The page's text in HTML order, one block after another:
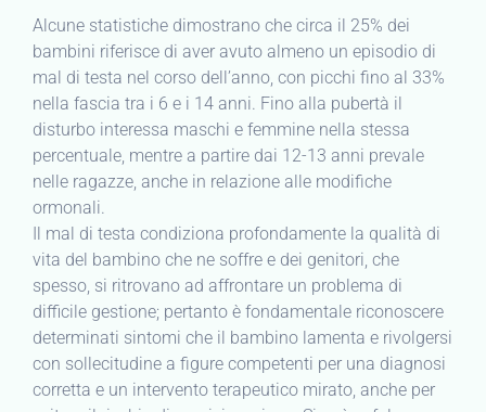
Alcune statistiche dimostrano che circa il 25% dei
bambini riferisce di aver avuto almeno un episodio di
mal di testa nel corso dell’anno, con picchi fino al 33%
nella fascia tra i 6 e i 14 anni. Fino alla pubertà il
disturbo interessa maschi e femmine nella stessa
percentuale, mentre a partire dai 12-13 anni prevale
nelle ragazze, anche in relazione alle modifiche
ormonali.
Il mal di testa condiziona profondamente la qualità di
vita del bambino che ne soffre e dei genitori, che
spesso, si ritrovano ad affrontare un problema di
difficile gestione; pertanto è fondamentale riconoscere
determinati sintomi che il bambino lamenta e rivolgersi
con sollecitudine a figure competenti per una diagnosi
corretta e un intervento terapeutico mirato, anche per